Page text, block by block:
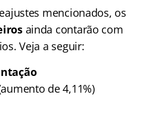
mencionados, os
osainda contarão com
Veja a seguir:
de 4,11%)